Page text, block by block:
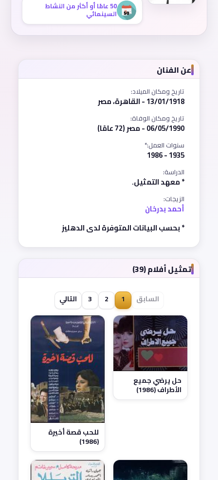
50 عامًا أو أكثر من النشاط
السينمائي
عن الفنان
تاريخ ومكان الميلاد:
13/01/1918 - القاهرة، مصر
تاريخ ومكان الوفاة:
06/05/1990 - مصر (72 عامًا)
سنوات العمل:*
1935 - 1986
الدراسة:
* معهد التمثيل.
الزيجات:
أحمد بدرخان
* بحسب البيانات المتوفرة لدى الدهليز
تمثيل أفلام (39)
السابق 1
2
3 التالي
حل يرضي جميع
الأطراف (1986)
للحب قصة أخيرة
(1986)